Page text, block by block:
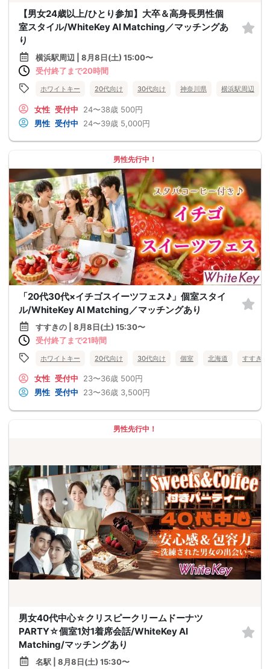
【男女24歳以上/ひとり参加】大卒＆高身長男性個
室スタイル/WhiteKey AI Matching／マッチングあ
り
横浜駅周辺 | 8月8日(土) 15:00〜
受付終了まで20時間
ホワイトキー 20代向け 30代向け 神奈川県 横浜駅周辺
女性 受付中 24〜38歳 500円
男性 受付中 24〜39歳 5,000円
男性先行中！
「20代30代×イチゴスイーツフェス♪」個室スタイ
ル/WhiteKey AI Matching／マッチングあり
すすきの | 8月8日(土) 15:30〜
受付終了まで21時間
ホワイトキー 20代向け 30代向け 個室 北海道 すすきの
女性 受付中 23〜36歳 500円
男性 受付中 23〜36歳 3,500円
男性先行中！
男女40代中心☆クリスピークリームドーナツ
PARTY☆個室1対1着席会話/WhiteKey AI
Matching/マッチングあり
名駅 | 8月8日(土) 15:30〜